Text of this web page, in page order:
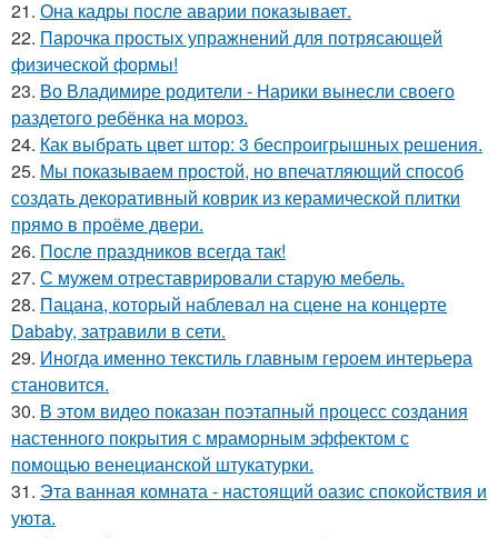
21. Она кадры после аварии показывает.
22. Парочка простых упражнений для потрясающей
физической формы!
23. Во Владимире родители - Нарики вынесли своего
раздетого ребёнка на мороз.
24. Как выбрать цвет штор: 3 беспроигрышных решения.
25. Мы показываем простой, но впечатляющий способ
создать декоративный коврик из керамической плитки
прямо в проёме двери.
26. После праздников всегда так!
27. С мужем отреставрировали старую мебель.
28. Пацана, который наблевал на сцене на концерте
Dababy, затравили в сети.
29. Иногда именно текстиль главным героем интерьера
становится.
30. В этом видео показан поэтапный процесс создания
настенного покрытия с мраморным эффектом с
помощью венецианской штукатурки.
31. Эта ванная комната - настоящий оазис спокойствия и
уюта.